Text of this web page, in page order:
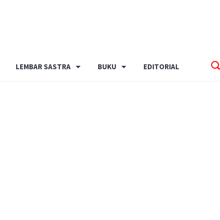
LEMBAR SASTRA BUKU EDITORIAL